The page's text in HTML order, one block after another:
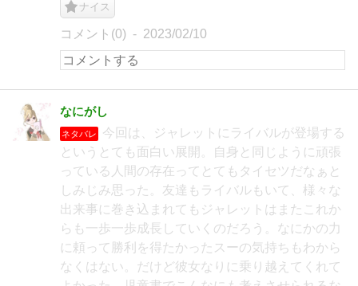
ナイス
コメント(0) 2023/02/10
なにがし
ネタバレ
今回は、ジャレットにライバルが登場する
というとても面白い展開。自身と同じように頑張
っている人間の存在ってとてもタイセツだなぁと
しみじみ思った。友達もライバルもいて、様々な
出来事に巻き込まれてもジャレットはまたこれか
らも一歩一歩成長していくのだろう。なにかの力
に頼って勝利を得たかったスーの気持ちもわから
なくはない。だけど彼女なりに乗り越えてくれて